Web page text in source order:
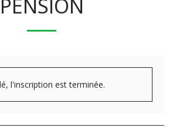
PENSION
l'inscription est terminée.